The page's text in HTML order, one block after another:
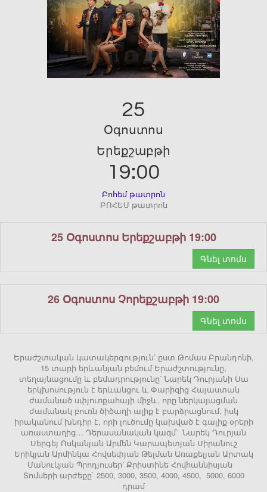
25
Օգոստոս
Երեքշաբթի
19:00
Բոհեմ թատրոն
ԲՈՀԵՄ թատրոն
25 Օգոստոս Երեքշաբթի 19:00
Գնել տոմս
26 Օգոստոս Չորեքշաբթի 19:00
Գնել տոմս
Երաժշտական կատակերգություն՝ ըստ Թոմաս Բրանդոնի,
15 տարի երևանյան բեմում Երաժշտությունը,
տեղայնացումը և բեմադրությունը՝ Նարեկ Դուրյանի Սա
երկխոսություն է երևանցու և Փարիզից Հայաստան
ժամանած սփյուռքահայի միջև, որը ներկայացման
ժամանակ բուռն ծիծաղի ալիք է բարձրացնում, իսկ
իրականում խնդիր է, որի լուծումը կախված է գալիք օրերի
առաստաղից… Դերասանական կազմ՝ Նարեկ Դուրյան
Սերգեյ Ոսկանյան Արմեն Կարապետյան Սիրանուշ
Երիկյան Արմինկա Հովսեփյան Թելման Առաքելյան Արտակ
Մանուկյան Պրոդյուսեր՝ Քրիստինե Հովհաննիսյան
Տոմսերի արժեքը` 2500, 3000, 3500, 4000, 4500, 5000, 6000
դրամ